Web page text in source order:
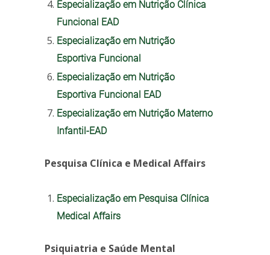
Especialização em Nutrição Clínica
Funcional EAD
Especialização em Nutrição
Esportiva Funcional
Especialização em Nutrição
Esportiva Funcional EAD
Especialização em Nutrição Materno
Infantil-EAD
Pesquisa Clínica e Medical Affairs
Especialização em Pesquisa Clínica
Medical Affairs
Psiquiatria e Saúde Mental